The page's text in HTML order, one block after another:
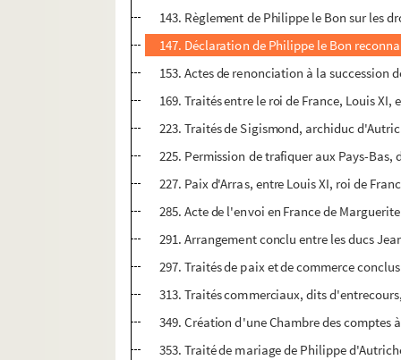
143. Règlement de Philippe le Bon sur les
147. Déclaration de Philippe le Bon
153. Actes de renonciation à la succession
169. Traités entre le roi de France, Louis
223. Traités de Sigismond, archiduc
225. Permission de trafiquer aux Pays-
227. Paix d'Arras, entre Louis XI, roi de
285. Acte de l'envoi en France de
291. Arrangement conclu entre les ducs
297. Traités de paix et de commerce
313. Traités commerciaux, dits
349. Création d'une Chambre des
353. Traité de mariage de Philippe